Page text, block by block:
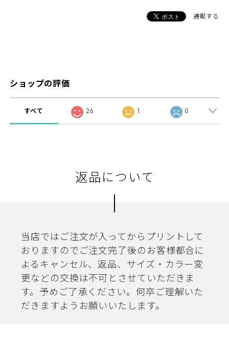
通報する
ショップの評価
すべて 26 1 0
返品について
当店ではご注文が入ってからプリントして
おりますのでご注文完了後のお客様都合に
よるキャンセル、返品、サイズ・カラー変
更などの交換は不可とさせていただきま
す。予めご了承ください。何卒ご理解いた
だきますようお願いいたします。